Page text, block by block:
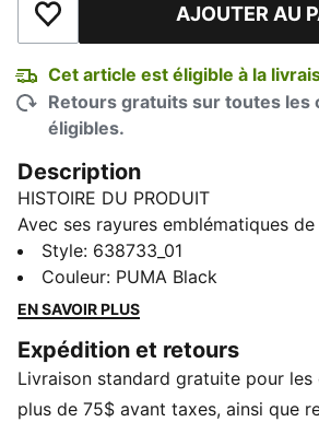
Ajouter à la liste de souhaits
AJOUTER AU
Cet article est éligible à la
Retours gratuits sur toutes les
éligibles.
Description
HISTOIRE DU PRODUIT
Avec ses rayures emblématiques
survêtement T7 a fait son apparition
cessé depuis de révolutionner le
Inspiré de l'esprit T7, ce pantalon
CARACTÉRISTIQUES ET AVANTAGES
Fabriqué à partir de matériaux 100
garnitures et ornements
Style: 638733_01
Couleur: PUMA Black
EN SAVOIR PLUS
Expédition et retours
Livraison standard gratuite pour les
plus de 75$ avant taxes, ainsi que